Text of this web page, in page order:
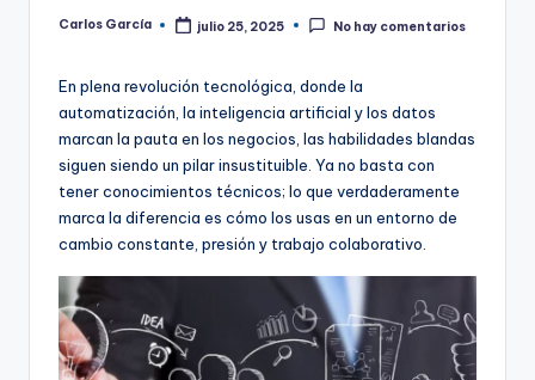
Publicado
Carlos García julio 25, 2025 No hay comentarios
En plena revolución tecnológica, donde la
automatización, la inteligencia artificial y los datos
marcan la pauta en los negocios, las habilidades blandas
siguen siendo un pilar insustituible. Ya no basta con
tener conocimientos técnicos; lo que verdaderamente
marca la diferencia es cómo los usas en un entorno de
cambio constante, presión y trabajo colaborativo.